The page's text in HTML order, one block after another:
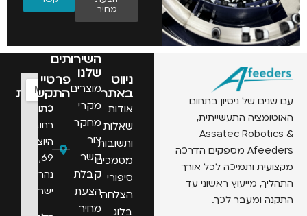
השירותים
שלנו
מוצרים
מקרי
מחקר
צור
קשר
קבלת
הצעת
מחיר
פרטיי
התקשרות
כתובת:
רחוב
היוצרים
69,
נהריה,
ישראל
של ניסיון בתחום
התעשייתית,
Assatec
Afeeders מספקים הדרכה
ותמיכה לכל אורך
מייעוץ ראשוני עד
לכך.